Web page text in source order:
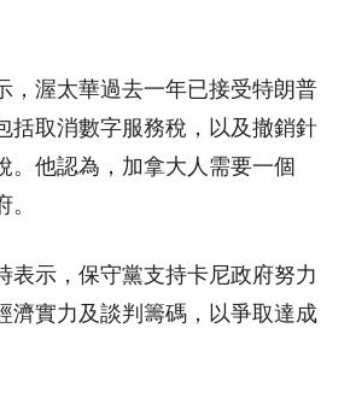
，渥太華過去一年已接受特朗普
括取消數字服務稅，以及撤銷針
。他認為，加拿大人需要一個
表示，保守黨支持卡尼政府努力
濟實力及談判籌碼，以爭取達成